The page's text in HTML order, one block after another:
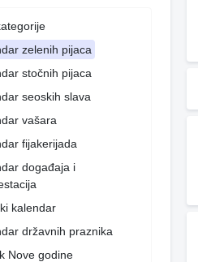
zelenih pijaca
stočnih pijaca
seoskih slava
vašara
fijakerijada
događaja i
kalendar
državnih praznika
Nove godine